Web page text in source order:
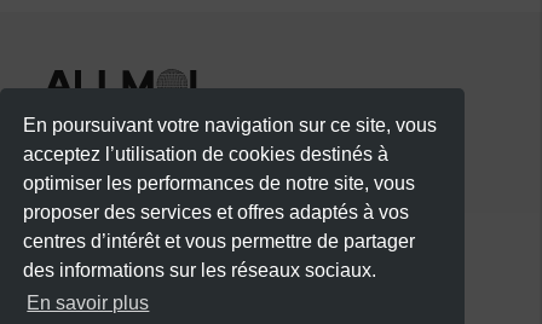
En poursuivant votre navigation sur ce site, vous
acceptez l’utilisation de cookies destinés à
optimiser les performances de notre site, vous
proposer des services et offres adaptés à vos
centres d’intérêt et vous permettre de partager
des informations sur les réseaux sociaux.
En savoir plus
CATÉGORIES